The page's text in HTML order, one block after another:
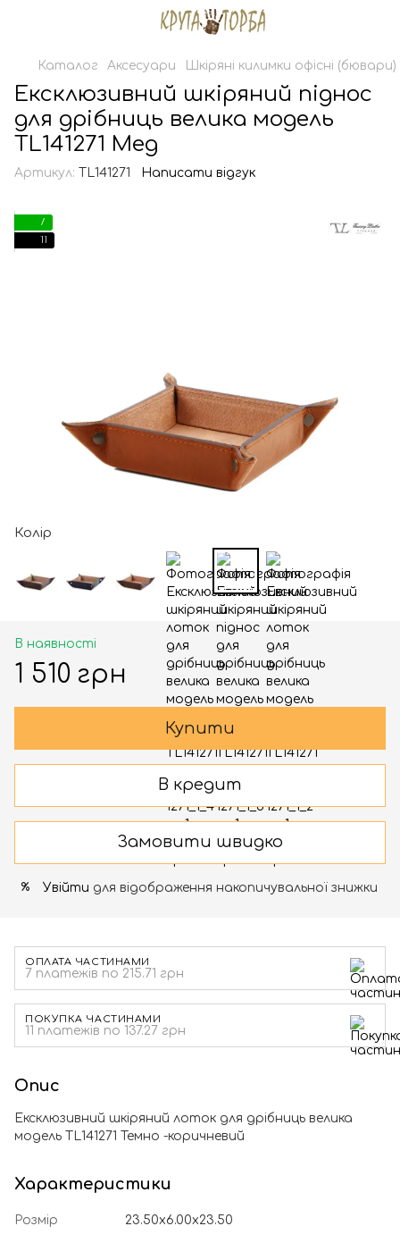
Каталог Аксесуари Шкіряні килимки офісні (бювари)
Ексклюзивний шкіряний піднос
для дрібниць велика модель
TL141271 Мед
Артикул: TL141271 Написати відгук
7
11
Колір
В наявності
1 510 грн
Купити
В кредит
Замовити швидко
% Увійти для відображення накопичувальної знижки
ОПЛАТА ЧАСТИНАМИ
7 платежів по 215.71 грн
ПОКУПКА ЧАСТИНАМИ
11 платежів по 137.27 грн
Опис
Ексклюзивний шкіряний лоток для дрібниць велика
модель TL141271 Темно -коричневий
Характеристики
Розмір 23.50x6.00x23.50